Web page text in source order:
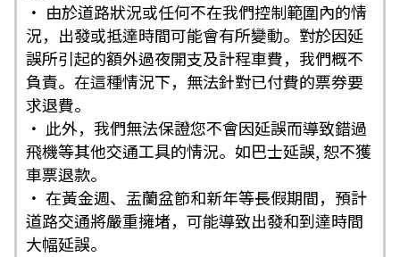
・ 由於道路狀況或任何不在我們控制範圍內的情
況，出發或抵達時間可能會有所變動。對於因延
誤所引起的額外過夜開支及計程車費，我們概不
負責。在這種情況下，無法針對已付費的票券要
求退費。
・ 此外，我們無法保證您不會因延誤而導致錯過
飛機等其他交通工具的情況。如巴士延誤, 恕不獲
車票退款。
・ 在黃金週、盂蘭盆節和新年等長假期間，預計
道路交通將嚴重擁堵，可能導致出發和到達時間
大幅延誤。